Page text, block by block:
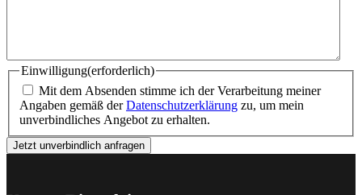
Einwilligung(erforderlich)
Mit dem Absenden stimme ich der Verarbeitung meiner
Angaben gemäß derDatenschutzerklärung zu, um mein
unverbindliches Angebot zu erhalten.